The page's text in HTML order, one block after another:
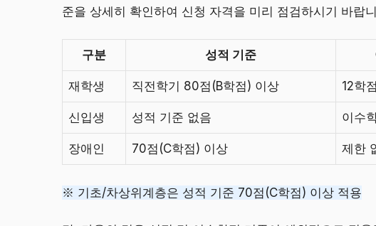
준을 상세히 확인하여 신청 자격을 미리 점검하시기 바랍
구분 성적 기준
재학생 직전학기 80점(B학점) 이상 12학
신입생 성적 기준 없음 이수
장애인 70점(C학점) 이상 제한
※ 기초/차상위계층은 성적 기준 70점(C학점) 이상 적용